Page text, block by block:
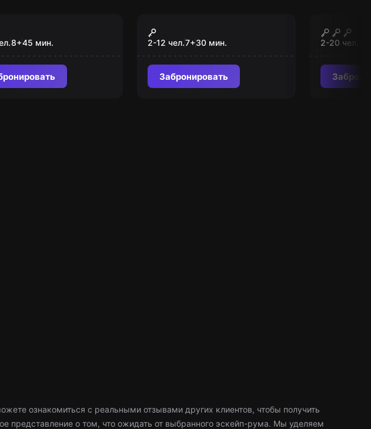
8+45 мин.
Матрица
2-12 чел.7+30 мин.
Забронировать
Алиса
2-20 чел.
ознакомиться с реальными отзывами других клиентов, чтобы получить
представление о том, что ожидать от выбранного эскейп-рума. Мы уделяем